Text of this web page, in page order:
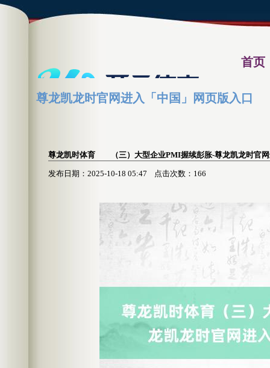
首页
资讯习
尊龙凯龙时官网进入「中国」网页版入口
尊龙凯时体育 （三）大型企业PMI握续彭胀-尊龙凯龙时官网
发布日期：2025-10-18 05:47 点击次数：166